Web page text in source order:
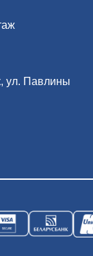
ул. Павлины